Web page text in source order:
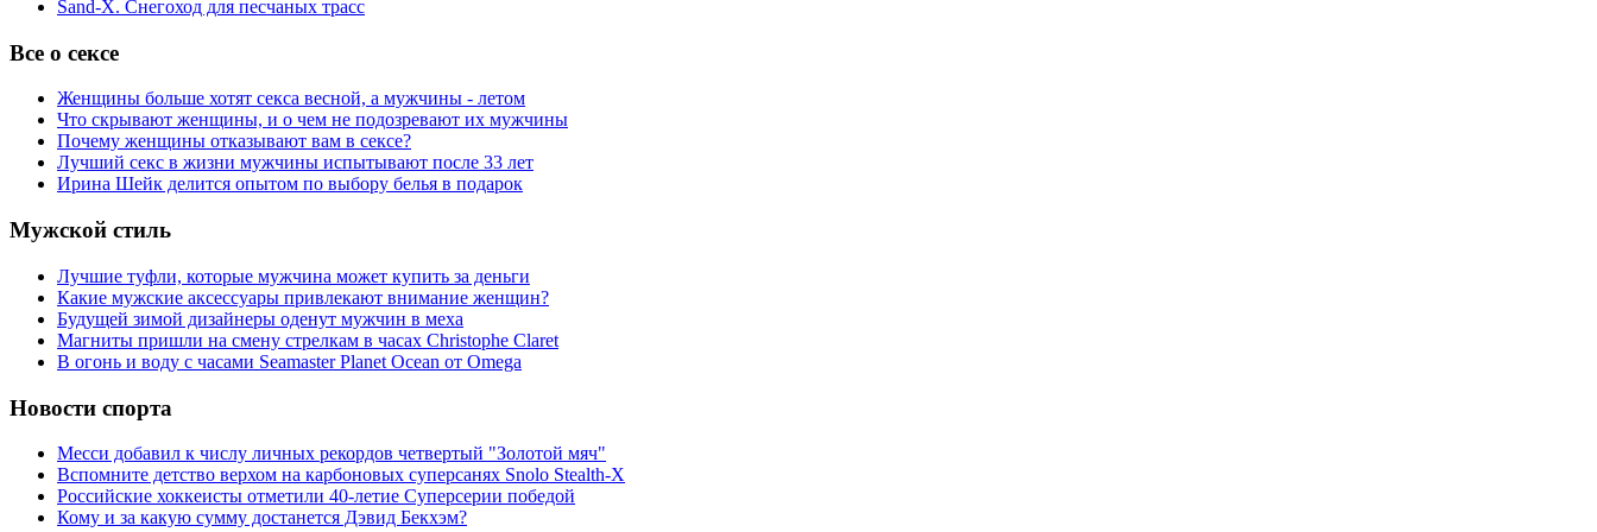
Sand-X. Снегоход для песчаных трасс
Все о сексе
Женщины больше хотят секса весной, а мужчины - летом
Что скрывают женщины, и о чем не подозревают их мужчины
Почему женщины отказывают вам в сексе?
Лучший секс в жизни мужчины испытывают после 33 лет
Ирина Шейк делится опытом по выбору белья в подарок
Мужской стиль
Лучшие туфли, которые мужчина может купить за деньги
Какие мужские аксессуары привлекают внимание женщин?
Будущей зимой дизайнеры оденут мужчин в меха
Магниты пришли на смену стрелкам в часах Christophe Claret
В огонь и воду с часами Seamaster Planet Ocean от Omega
Новости спорта
Месси добавил к числу личных рекордов четвертый "Золотой мяч"
Вспомните детство верхом на карбоновых суперсанях Snolo Stealth-X
Российские хоккеисты отметили 40-летие Суперсерии победой
Кому и за какую сумму достанется Дэвид Бекхэм?